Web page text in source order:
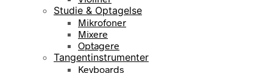
Studie & Optagelse
Mikrofoner
Mixere
Optagere
Tangentinstrumenter
Keyboards